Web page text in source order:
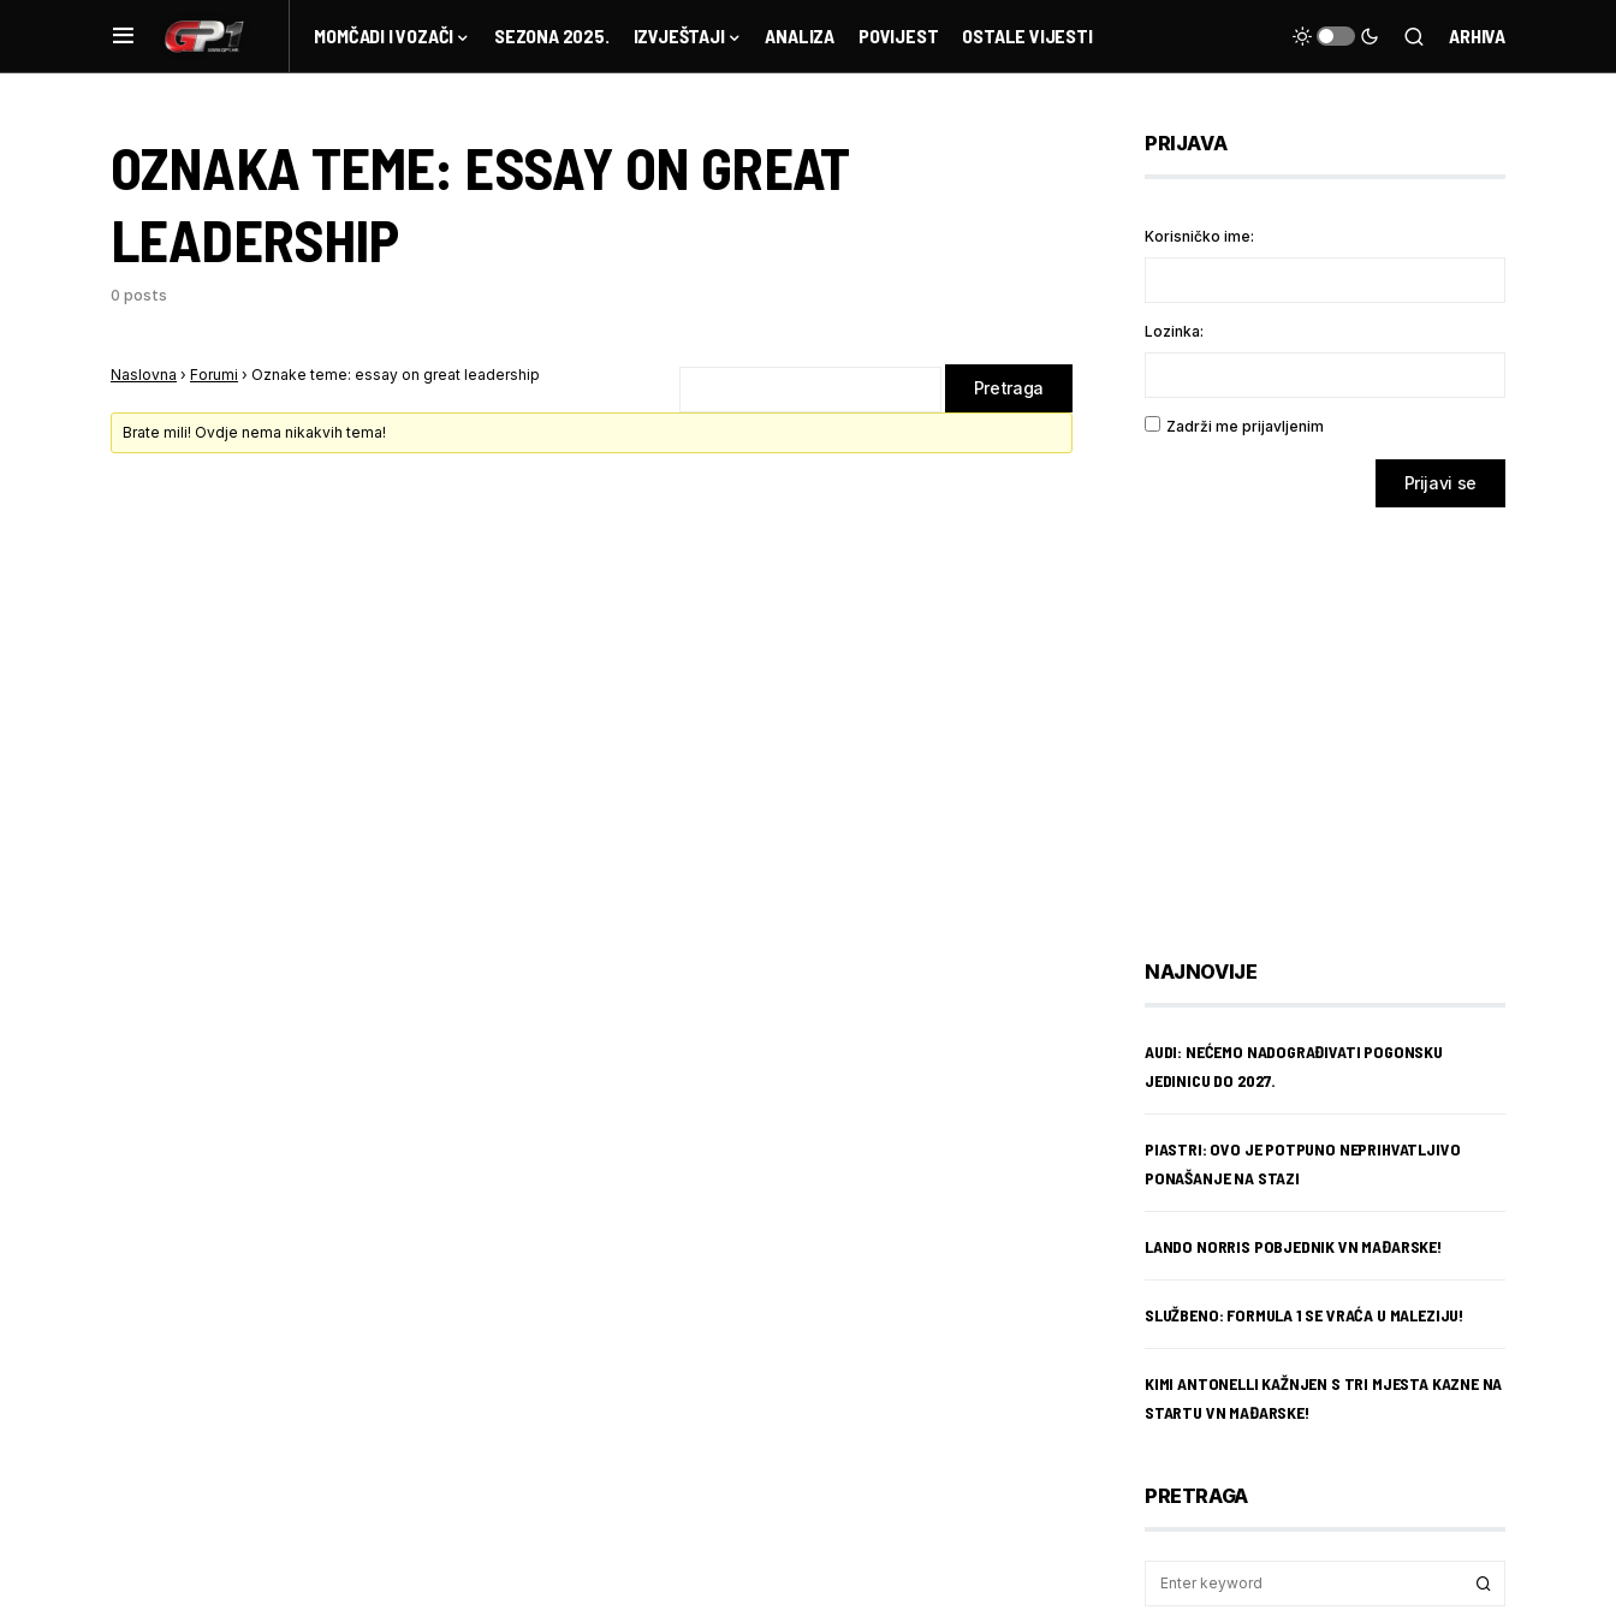
MOMČADI I VOZAČI SEZONA 2025. IZVJEŠTAJI ANALIZA POVIJEST OSTALE VIJESTI ARHIVA
OZNAKA TEME: ESSAY ON GREAT
LEADERSHIP
0 posts
Naslovna › Forumi › Oznake teme: essay on great leadership
Brate mili! Ovdje nema nikakvih tema!
PRIJAVA
Korisničko ime:
Lozinka:
Zadrži me prijavljenim
Prijavi se
NAJNOVIJE
AUDI: NEĆEMO NADOGRAĐIVATI POGONSKU
JEDINICU DO 2027.
PIASTRI: OVO JE POTPUNO NEPRIHVATLJIVO
PONAŠANJE NA STAZI
LANDO NORRIS POBJEDNIK VN MAĐARSKE!
SLUŽBENO: FORMULA 1 SE VRAĆA U MALEZIJU!
KIMI ANTONELLI KAŽNJEN S TRI MJESTA KAZNE NA
STARTU VN MAĐARSKE!
PRETRAGA